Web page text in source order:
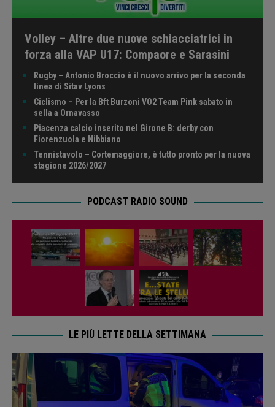
Volley – Altre due nuove schiacciatrici in
forza alla VAP U17: Compaore e Sarasini
Rugby – Antonio Broccio è il nuovo arrivo per la seconda
linea di Sitav Lyons
Ciclismo – Per la Bft Burzoni VO2 Team Pink sabato in
sella a Ornavasso
Piacenza calcio inserito nel Girone B: derby con
Fiorenzuola e Nibbiano
Tennistavolo – Cortemaggiore, è tutto pronto per la nuova
stagione 2026/2027
PODCAST RADIO SOUND
LE PIÙ LETTE DELLA SETTIMANA